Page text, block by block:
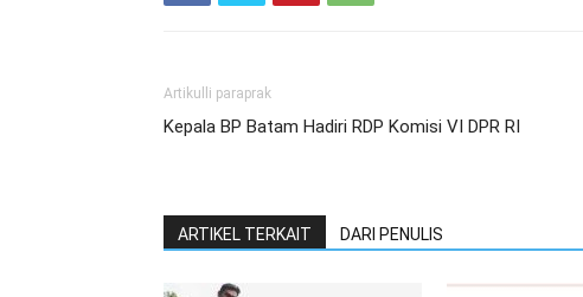
Artikulli paraprak
Kepala BP Batam Hadiri RDP Komisi VI DPR RI
ARTIKEL TERKAIT DARI PENULIS